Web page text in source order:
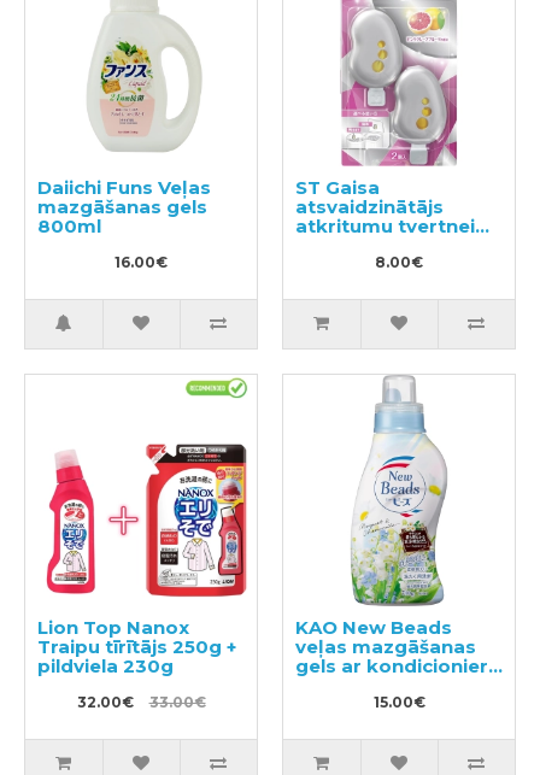
Daiichi Funs Veļas
mazgāšanas gels
800ml
16.00€
ST Gaisa
atsvaidzinātājs
atkritumu tvertnei
8.00€
Lion Top Nanox
Traipu tīrītājs 250g +
pildviela 230g
32.00€ 33.00€
KAO New Beads
veļas mazgāšanas
gels ar kondicionieri
15.00€